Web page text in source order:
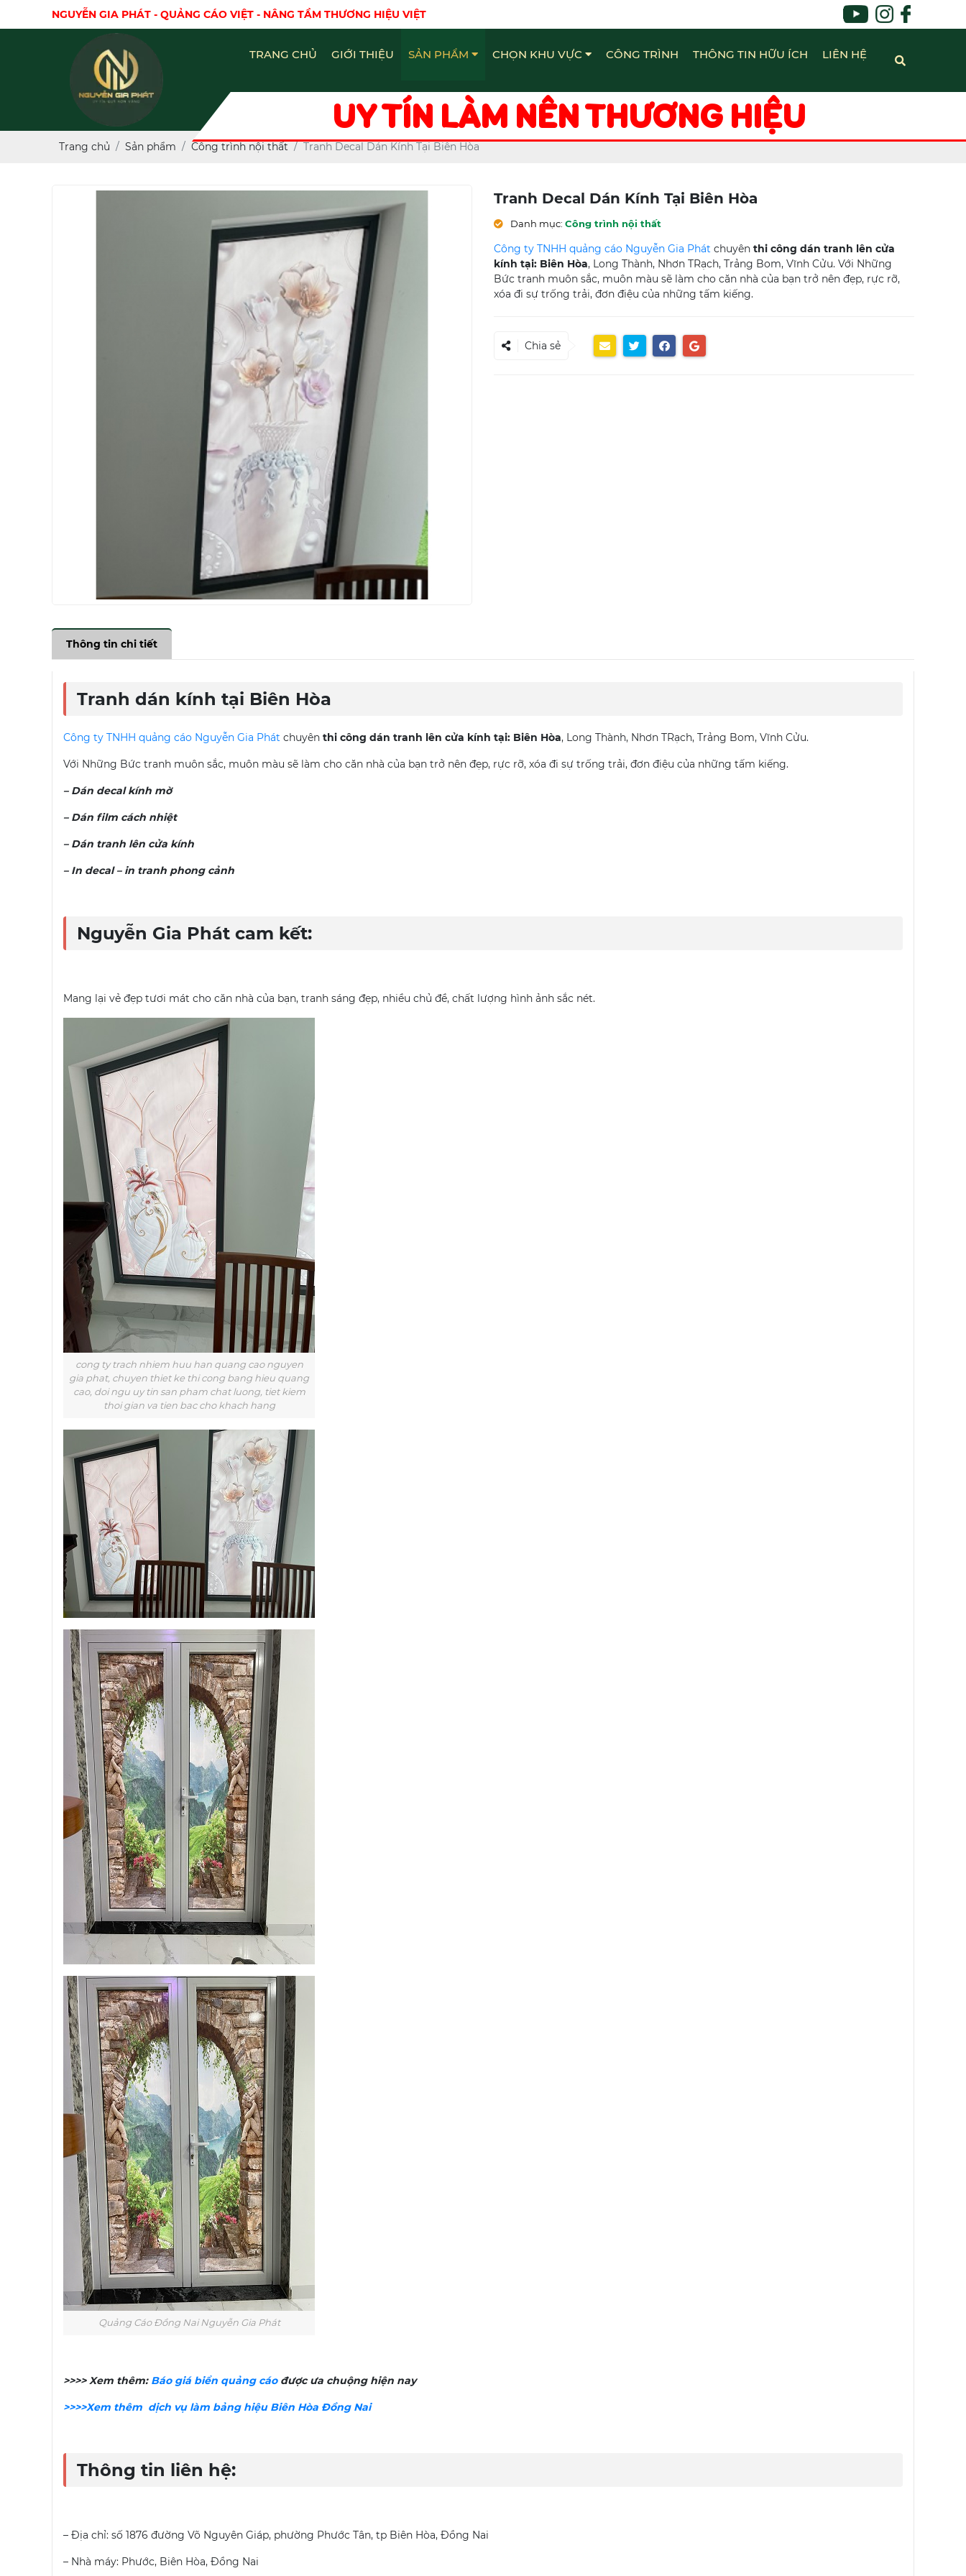
NGUYỄN GIA PHÁT - QUẢNG CÁO VIỆT - NÂNG TẦM THƯƠNG HIỆU VIỆT
TRANG CHỦ GIỚI THIỆU SẢN PHẨM CHỌN KHU VỰC CÔNG TRÌNH THÔNG TIN HỮU ÍCH LIÊN HỆ
UY TÍN LÀM NÊN THƯƠNG HIỆU
Trang chủ Sản phẩm Công trình nội thất Tranh Decal Dán Kính Tại Biên Hòa
Tranh Decal Dán Kính Tại Biên Hòa
Danh mục: Công trình nội thất
Công ty TNHH quảng cáo Nguyễn Gia Phát chuyên thi công dán tranh lên cửa
kính tại: Biên Hòa, Long Thành, Nhơn TRạch, Trảng Bom, Vĩnh Cửu. Với Những
Bức tranh muôn sắc, muôn màu sẽ làm cho căn nhà của bạn trở nên đẹp, rực rỡ,
xóa đi sự trống trải, đơn điệu của những tấm kiếng.
Chia sẻ
Thông tin chi tiết
Tranh dán kính tại Biên Hòa
Công ty TNHH quảng cáo Nguyễn Gia Phát chuyên thi công dán tranh lên cửa kính tại: Biên Hòa, Long Thành, Nhơn TRạch, Trảng Bom, Vĩnh Cửu.
Với Những Bức tranh muôn sắc, muôn màu sẽ làm cho căn nhà của bạn trở nên đẹp, rực rỡ, xóa đi sự trống trải, đơn điệu của những tấm kiếng.
– Dán decal kính mờ
– Dán film cách nhiệt
– Dán tranh lên cửa kính
– In decal – in tranh phong cảnh
Nguyễn Gia Phát cam kết:
Mang lại vẻ đẹp tươi mát cho căn nhà của bạn, tranh sáng đẹp, nhiều chủ đề, chất lượng hình ảnh sắc nét.
cong ty trach nhiem huu han quang cao nguyen
gia phat, chuyen thiet ke thi cong bang hieu quang
cao, doi ngu uy tin san pham chat luong, tiet kiem
thoi gian va tien bac cho khach hang
Quảng Cáo Đồng Nai Nguyễn Gia Phát
>>>> Xem thêm: Báo giá biển quảng cáođược ưa chuộng hiện nay
>>>>Xem thêm dịch vụ làm bảng hiệu Biên Hòa Đồng Nai
Thông tin liên hệ:
– Địa chỉ: số 1876 đường Võ Nguyên Giáp, phường Phước Tân, tp Biên Hòa, Đồng Nai
– Nhà máy: Phước, Biên Hòa, Đồng Nai